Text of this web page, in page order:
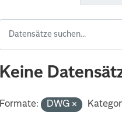
Keine
Formate: DWG